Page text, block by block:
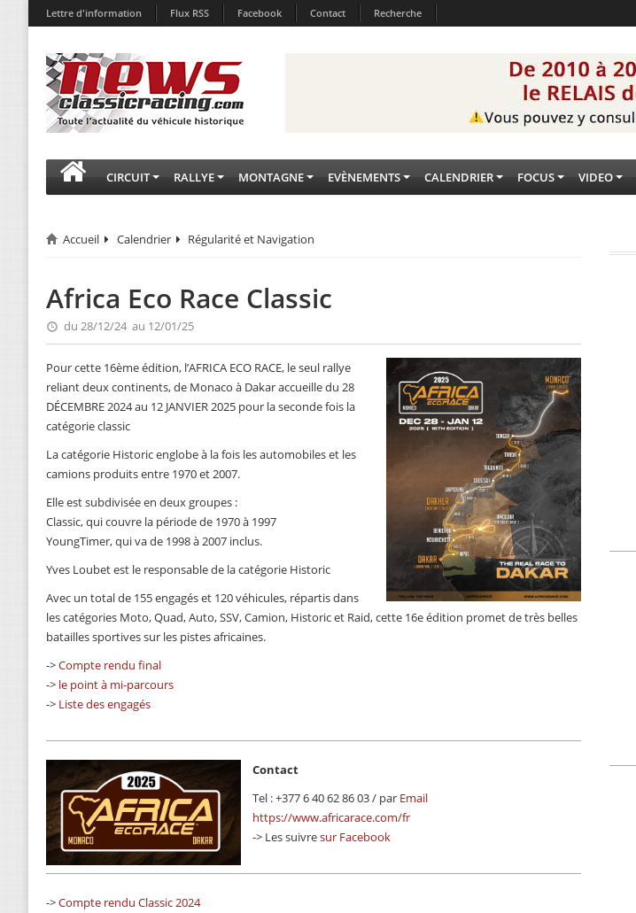
Lettre d'information Flux RSS Facebook Contact Recherche
CIRCUIT RALLYE MONTAGNE EVÈNEMENTS CALENDRIER FOCUS VIDEO
Accueil Calendrier Régularité et Navigation
Africa Eco Race Classic
du 28/12/24 au 12/01/25
Pour cette 16ème édition, l’AFRICA ECO RACE, le seul rallye
reliant deux continents, de Monaco à Dakar accueille du 28
DÉCEMBRE 2024 au 12 JANVIER 2025 pour la seconde fois la
catégorie classic
La catégorie Historic englobe à la fois les automobiles et les
camions produits entre 1970 et 2007.
Elle est subdivisée en deux groupes :
Classic, qui couvre la période de 1970 à 1997
YoungTimer, qui va de 1998 à 2007 inclus.
Yves Loubet est le responsable de la catégorie Historic
Avec un total de 155 engagés et 120 véhicules, répartis dans
les catégories Moto, Quad, Auto, SSV, Camion, Historic et Raid, cette 16e édition promet de très belles
batailles sportives sur les pistes africaines.
->Compte rendu final
-> le point à mi-parcours
-> Liste des engagés
Contact
Tel : +377 6 40 62 86 03 / par Email
https://www.africarace.com/fr
-> Les suivresur Facebook
->Compte rendu Classic 2024